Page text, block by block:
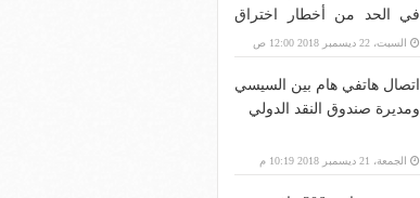
في الحد من أخطار اختراق
بنية الاتصالات؟
السبت، 22 ديسمبر 2018 12:00 ص
اتصال هاتفي هام بين السيسي
ومديرة صندوق النقد الدولي
الجمعة، 21 ديسمبر 2018 10:19 م